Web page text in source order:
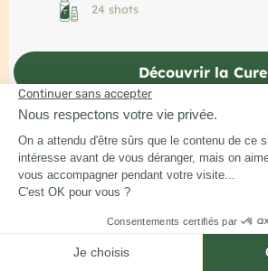
24 shots
Découvrir la Cure